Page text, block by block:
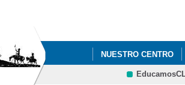
NUESTRO CENTRO
ATENCIÓN A LA